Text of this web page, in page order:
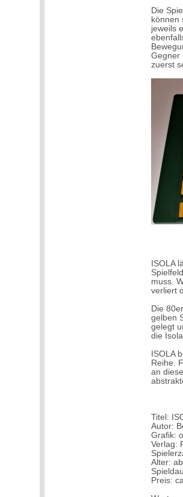
Die
können
jeweils
Gegner
zuerst
ISOLA
muss.
verliert
Die
gelben
gelegt
die
ISOLA
Reihe.
an
Titel:
Autor:
Grafik:
Verlag:
Alter:
Preis: